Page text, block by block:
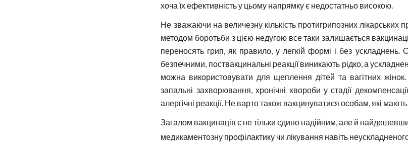
хоча їх ефективність у цьому напрямку є недостатньо високою.
Не зважаючи на величезну кількість протигрипозних
методом боротьби з цією недугою все таки залишається
переносять грип, як правило, у легкій формі і без ускладнень.
безпечними, поствакцинальні реакції виникають рідко, а
можна використовувати для щеплення дітей та вагітних
запальні захворювання, хронічні хвороби у стадії
алергічні реакції. Не варто також вакцинуватися особам, які
Загалом вакцинація є не тільки єдино надійним, але й
медикаментозну профілактику чи лікування навіть